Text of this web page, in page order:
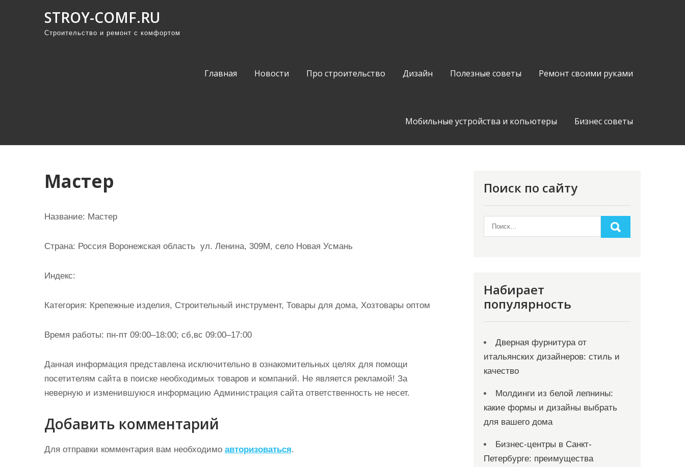
STROY-COMF.RU
Строительство и ремонт с комфортом
Главная Новости Про строительство Дизайн Полезные советы Ремонт своими руками
Мобильные устройства и копьютеры Бизнес советы
Мастер
Название: Мастер
Страна: Россия Воронежская область ул. Ленина, 309М, село Новая Усмань
Индекс:
Категория: Крепежные изделия, Строительный инструмент, Товары для дома, Хозтовары оптом
Время работы: пн-пт 09:00–18:00; сб,вс 09:00–17:00
Данная информация представлена исключительно в ознакомительных целях для помощи
посетителям сайта в поиске необходимых товаров и компаний. Не является рекламой! За
неверную и изменившуюся информацию Администрация сайта ответственность не несет.
Добавить комментарий
Для отправки комментария вам необходимо авторизоваться.
Поиск по сайту
Набирает
популярность
Дверная фурнитура от
итальянских дизайнеров: стиль и
качество
Молдинги из белой лепнины:
какие формы и дизайны выбрать
для вашего дома
Бизнес-центры в Санкт-
Петербурге: преимущества